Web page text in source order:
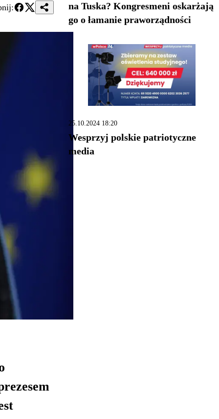
na Tuska? Kongresmeni oskarżają
go o łamanie praworządności
25.10.2024 18:20
Wesprzyj polskie patriotyczne
media